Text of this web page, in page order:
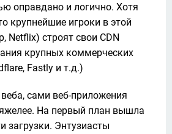
оправдано и логично. Хотя
крупнейшие игроки в этой
Netflix) строят свои CDN
крупных коммерческих
Fastly и т.д.)
сами веб-приложения
На первый план вышла
загрузки. Энтузиасты